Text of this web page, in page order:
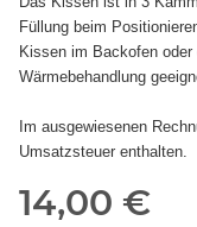
Füllung beim
Kissen im Backofen
Wärmebehandlung
Im ausgewiesenen
Umsatzsteuer enthalten.
14,00 €